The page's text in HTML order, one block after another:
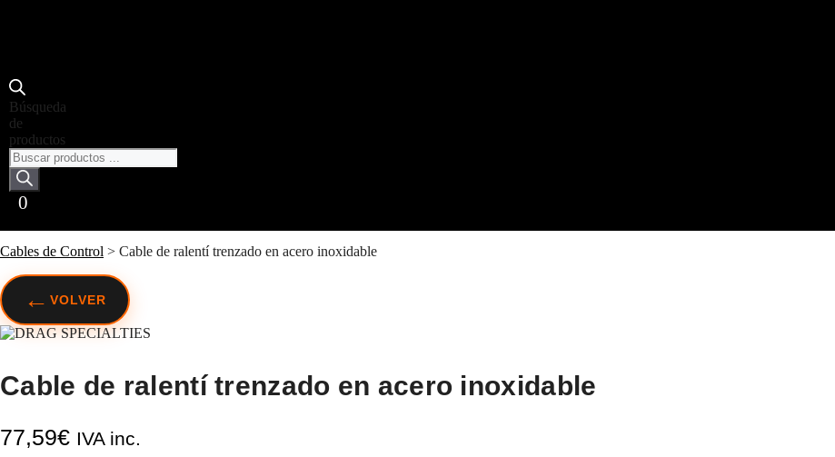
Cables de Control > Cable de ralentí trenzado en acero inoxidable
Búsqueda
de
productos
0
← VOLVER
Cable de ralentí trenzado en acero inoxidable
77,59€ IVA inc.